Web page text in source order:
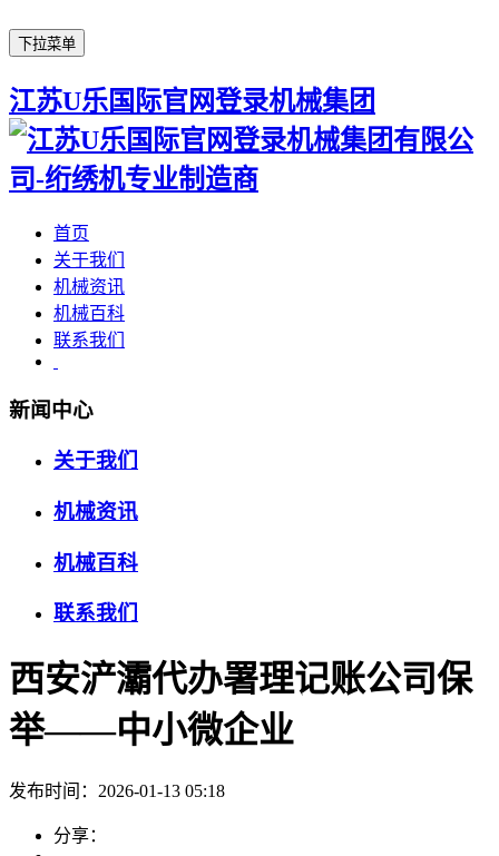
下拉菜单
江苏U乐国际官网登录机械集团
首页
关于我们
机械资讯
机械百科
联系我们
新闻中心
关于我们
机械资讯
机械百科
联系我们
西安浐灞代办署理记账公司保
举——中小微企业
发布时间：2026-01-13 05:18
分享：